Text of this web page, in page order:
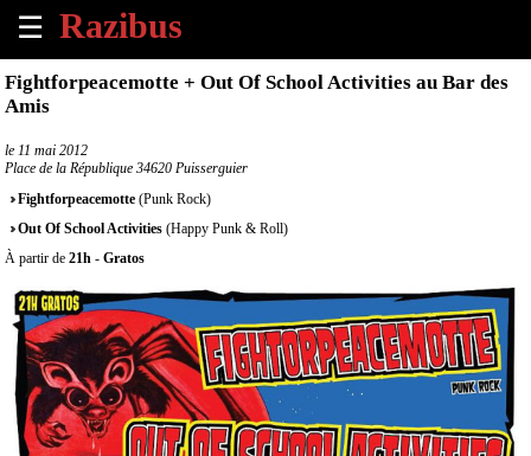
☰
×
Accueil
Tous
les
évènements
à
venir
Annoncer
un
évènement
Contact
Fightforpeacemotte + Out Of School Activities au Bar des
Amis
le 11 mai 2012
Place de la République 34620 Puisserguier
Fightforpeacemotte (Punk Rock)
Out Of School Activities (Happy Punk & Roll)
À partir de 21h - Gratos